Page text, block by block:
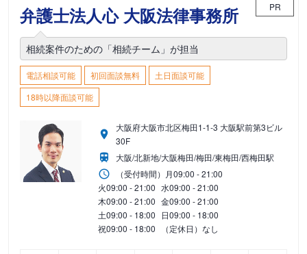
弁護士法人心 大阪法律事務所 PR
相続案件のための「相続チーム」が担当
電話相談可能 初回面談無料
土日面談可能
18時以降面談可能
大阪府大阪市北区梅田1-1-3 大阪駅前第3ビル
30F
大阪/北新地/大阪梅田/梅田/東梅田/西梅田駅
（受付時間） 月09:00 - 21:00
火09:00 - 21:00 水09:00 - 21:00
木09:00 - 21:00 金09:00 - 21:00
土09:00 - 18:00 日09:00 - 18:00
祝09:00 - 18:00 （定休日）なし